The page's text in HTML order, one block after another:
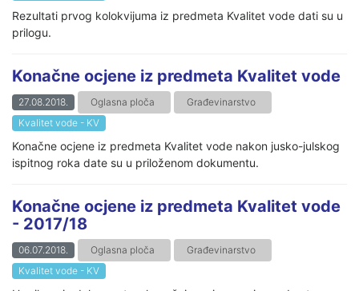
Rezultati prvog kolokvijuma iz predmeta Kvalitet vode dati su u
prilogu.
Konačne ocjene iz predmeta Kvalitet vode
27.08.2018. Oglasna ploča
Građevinarstvo
Kvalitet vode - KV
Konačne ocjene iz predmeta Kvalitet vode nakon jusko-julskog
ispitnog roka date su u priloženom dokumentu.
Konačne ocjene iz predmeta Kvalitet vode
- 2017/18
06.07.2018. Oglasna ploča
Građevinarstvo
Kvalitet vode - KV